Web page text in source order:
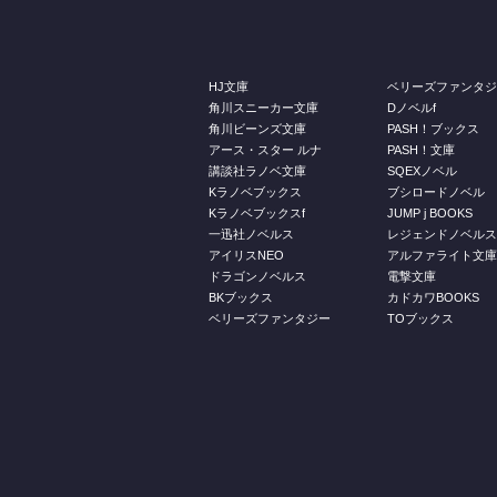
HJ文庫
角川スニーカー文庫
角川ビーンズ文庫
アース・スター ルナ
講談社ラノベ文庫
Kラノベブックス
Kラノベブックスf
一迅社ノベルス
アイリスNEO
ドラゴンノベルス
BKブックス
ベリーズファンタジー
ベリーズファンタ
Dノベルf
PASH！ブックス
PASH！文庫
SQEXノベル
ブシロードノベル
JUMP j BOOKS
レジェンドノベルス
アルファライト文庫
電撃文庫
カドカワBOOKS
TOブックス